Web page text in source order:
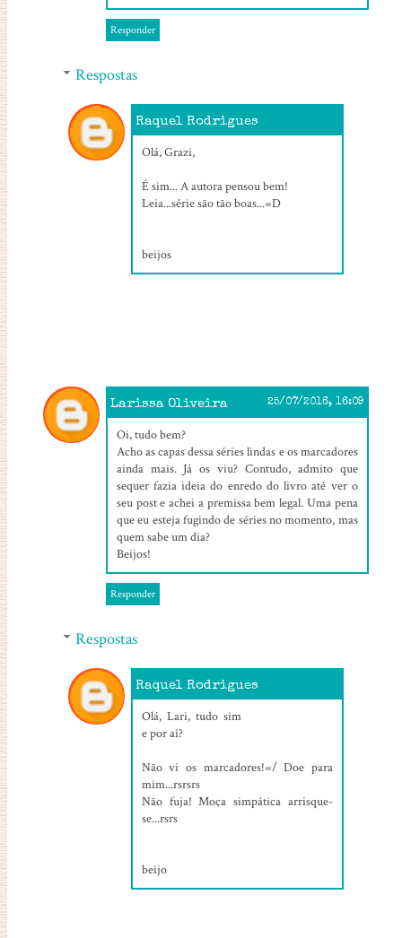
Responder
Respostas
Raquel Rodrigues
Olá, Grazi,
É sim... A autora pensou bem!
Leia...série são tão boas...=D
beijos
Larissa Oliveira 25/07/2016, 16:09
Oi, tudo bem?
Acho as capas dessa séries lindas e os marcadores
ainda mais. Já os viu? Contudo, admito que
sequer fazia ideia do enredo do livro até ver o
seu post e achei a premissa bem legal. Uma pena
que eu esteja fugindo de séries no momento, mas
quem sabe um dia?
Beijos!
Responder
Respostas
Raquel Rodrigues
Olá, Lari, tudo sim
e por aí?
Não vi os marcadores!=/ Doe para
mim...rsrsrs
Não fuja! Moça simpática arrisque-
se...rsrs
beijo